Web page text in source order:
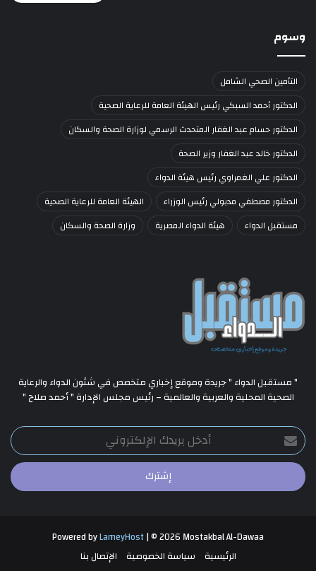
وسوم
التأمين الصحي الشامل
الدكتور أحمد السبكي رئيس الهيئة العامة للرعاية الصحية
الدكتور حسام عبد الغفار المتحدث الرسمي لوزارة الصحة والسكان
الدكتور خالد عبد الغفار وزير الصحة
الدكتور علي الغمراوي رئيس هيئة الدواء
الدكتور مصطفي مدبولي رئيس الوزراء
الهيئة العامة للرعاية الصحية
مستقبل الدواء
هيئة الدواء المصرية وزارة الصحة والسكان
" مستقبل الدواء " جريدة وموقع إخباري متخصص في شئون الدواء والرعاية
الصحية المحلية والعربية والعالمية – رئيس مجلس الإدارة " أحمد صلاح "
أدخل
بريدك
الإلكتروني
Powered byLameyHost| © 2026 Mostakbal Al-Dawaa
الرئيسية
سياسة الخصوصية الإتصال بنا